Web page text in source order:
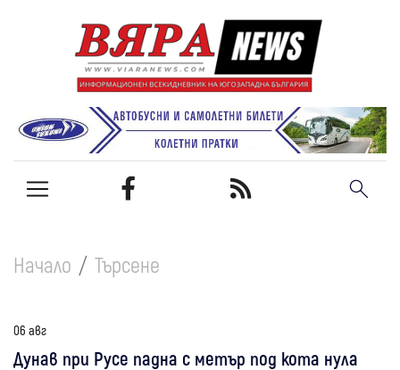
Начало Търсене
06 авг
Дунав при Русе падна с метър под кота нула